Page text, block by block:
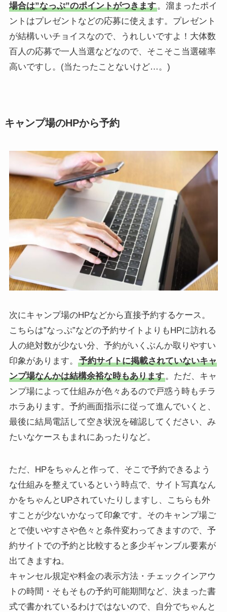
場合は”なっぷ”のポイントがつきます。溜まったポイ
ントはプレゼントなどの応募に使えます。プレゼント
が結構いいチョイスなので、うれしいですよ！大体数
百人の応募で一人当選などなので、そこそこ当選確率
高いですし。(当たったことないけど…。)
キャンプ場のHPから予約
次にキャンプ場のHPなどから直接予約するケース。
こちらは”なっぷ”などの予約サイトよりもHPに訪れる
人の絶対数が少ない分、予約がいくぶんか取りやすい
印象があります。
予約サイトに掲載されていないキャ
ンプ場なんかは結構余裕な時もあります。ただ、キャ
ンプ場によって仕組みが色々あるので戸惑う時もチラ
ホラあります。予約画面指示に従って進んでいくと、
最後に結局電話して空き状況を確認してください、み
たいなケースもまれにあったりなど。
ただ、HPをちゃんと作って、そこで予約できるよう
な仕組みを整えているという時点で、サイト写真なん
かをちゃんとUPされていたりしますし、こちらも外
すことが少ないかなって印象です。そのキャンプ場ご
とで使いやすさや色々と条件変わってきますので、予
約サイトでの予約と比較すると多少ギャンブル要素が
出てきますね。
キャンセル規定や料金の表示方法・チェックインアウ
トの時間・そもそもの予約可能期間など、決まった書
式で書かれているわけではないので、自分でちゃんと